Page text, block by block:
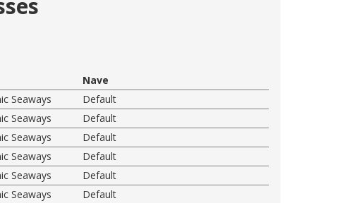
Nave
Seaways
Default
Seaways
Default
Seaways
Default
Seaways
Default
Seaways
Default
Seaways
Default